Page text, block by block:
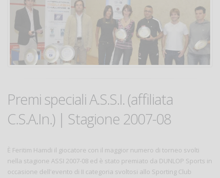
Premi speciali A.S.S.I. (affiliata
C.S.A.In.) | Stagione 2007-08
È Feritim Hamdi il giocatore con il maggior numero di torneo svolti
nella stagione ASSI 2007-08 ed è stato premiato da DUNLOP Sports in
occasione dell'evento di II categoria svoltosi allo Sporting Club